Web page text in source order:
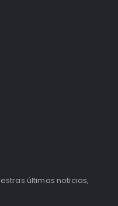
últimas noticias,